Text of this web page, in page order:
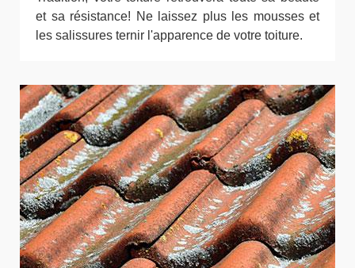
et sa résistance! Ne laissez plus les mousses et
les salissures ternir l'apparence de votre toiture.